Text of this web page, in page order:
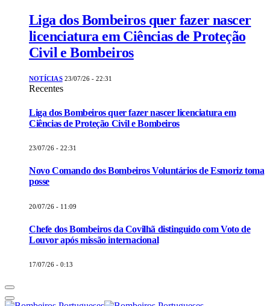
Liga dos Bombeiros quer fazer nascer
licenciatura em Ciências de Proteção
Civil e Bombeiros
NOTÍCIAS 23/07/26 - 22:31
Recentes
Liga dos Bombeiros quer fazer nascer licenciatura em
Ciências de Proteção Civil e Bombeiros
23/07/26 - 22:31
Novo Comando dos Bombeiros Voluntários de Esmoriz toma
posse
20/07/26 - 11:09
Chefe dos Bombeiros da Covilhã distinguido com Voto de
Louvor após missão internacional
17/07/26 - 0:13